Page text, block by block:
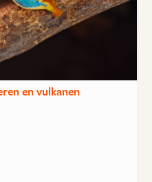
en vulkanen